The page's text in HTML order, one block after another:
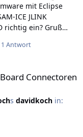
mit Eclipse
ICE JLINK
ein? Gruß
1 Antwort
Connectoren
s davidkochin: